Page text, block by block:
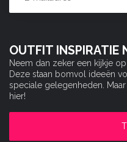
OUTFIT INSPIRATIE
Neem dan zeker een kijkje
Deze staan bomvol ideeën
speciale gelegenheden.
hier!